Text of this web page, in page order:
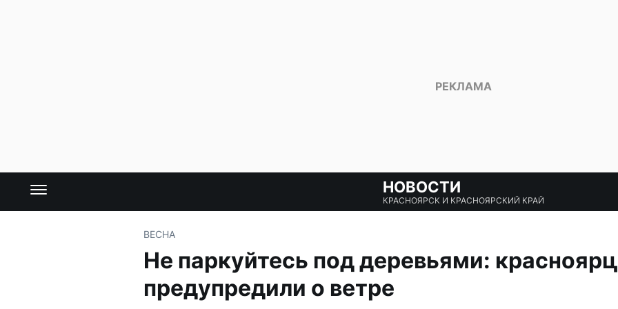
НОВОСТИ
КРАСНОЯРСК И КРАСНОЯРСКИЙ КРАЙ
ВЕСНА
Не паркуйтесь под деревьями:
предупредили о ветре